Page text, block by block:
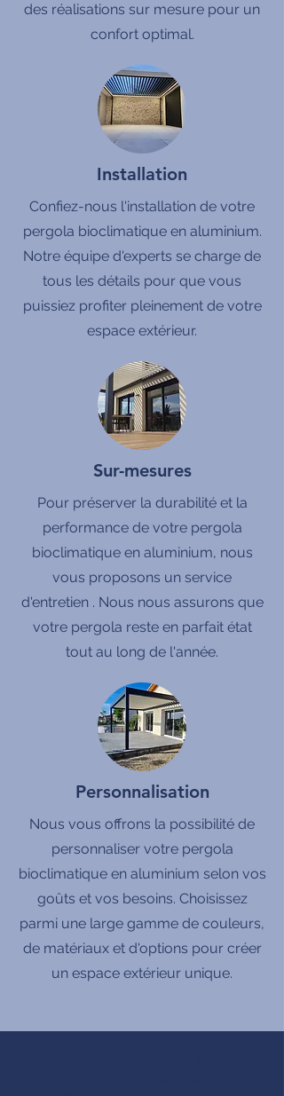
des réalisations sur mesure pour un
confort optimal.
Installation
Confiez-nous l'installation de votre
pergola bioclimatique en aluminium.
Notre équipe d'experts se charge de
tous les détails pour que vous
puissiez profiter pleinement de votre
espace extérieur.
Sur-mesures
Pour préserver la durabilité et la
performance de votre pergola
bioclimatique en aluminium, nous
vous proposons un service
d'entretien . Nous nous assurons que
votre pergola reste en parfait état
tout au long de l'année.
Personnalisation
Nous vous offrons la possibilité de
personnaliser votre pergola
bioclimatique en aluminium selon vos
goûts et vos besoins. Choisissez
parmi une large gamme de couleurs,
de matériaux et d'options pour créer
un espace extérieur unique.